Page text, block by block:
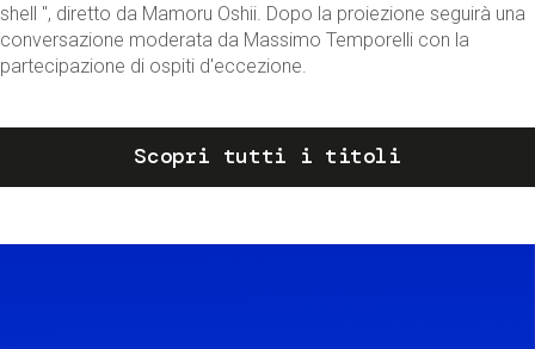
shell ", diretto da Mamoru Oshii. Dopo la proiezione seguirà una
conversazione moderata da Massimo Temporelli con la
partecipazione di ospiti d'eccezione.
Scopri tutti i titoli